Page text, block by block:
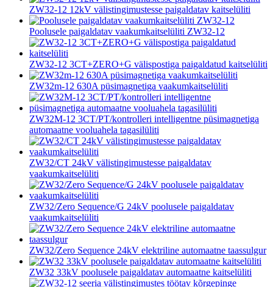
ZW32-12 12kV välistingimustesse paigaldatav kaitselüliti
Poolusele paigaldatav vaakumkaitselüliti ZW32-12
ZW32-12 3CT+ZERO+G välispostiga paigaldatud kaitselüliti
ZW32m-12 630A püsimagnetiga vaakumkaitselüliti
ZW32M-12 3CT/PT/kontrolleri intelligentne püsimagnetiga
automaatne vooluahela tagasilüliti
ZW32/CT 24kV välistingimustesse paigaldatav
vaakumkaitselüliti
ZW32/Zero Sequence/G 24kV poolusele paigaldatav
vaakumkaitselüliti
ZW32/Zero Sequence 24kV elektriline automaatne taassulgur
ZW32 33kV poolusele paigaldatav automaatne kaitselüliti